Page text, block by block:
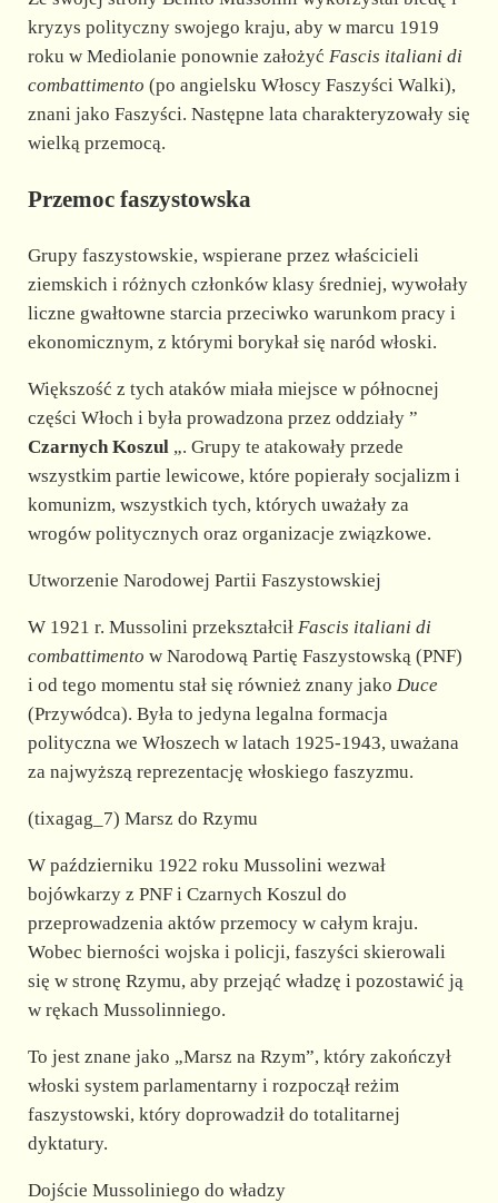
kryzys polityczny swojego kraju, aby w marcu 1919
roku w Mediolanie ponownie założyć Fascis italiani di
combattimento (po angielsku Włoscy Faszyści Walki),
znani jako Faszyści. Następne lata charakteryzowały się
wielką przemocą.
Przemoc faszystowska
Grupy faszystowskie, wspierane przez właścicieli
ziemskich i różnych członków klasy średniej, wywołały
liczne gwałtowne starcia przeciwko warunkom pracy i
ekonomicznym, z którymi borykał się naród włoski.
Większość z tych ataków miała miejsce w północnej
części Włoch i była prowadzona przez oddziały ”
Czarnych Koszul„. Grupy te atakowały przede
wszystkim partie lewicowe, które popierały socjalizm i
komunizm, wszystkich tych, których uważały za
wrogów politycznych oraz organizacje związkowe.
Utworzenie Narodowej Partii Faszystowskiej
W 1921 r. Mussolini przekształcił Fascis italiani di
combattimento w Narodową Partię Faszystowską (PNF)
i od tego momentu stał się również znany jako Duce
(Przywódca). Była to jedyna legalna formacja
polityczna we Włoszech w latach 1925-1943, uważana
za najwyższą reprezentację włoskiego faszyzmu.
(tixagag_7) Marsz do Rzymu
W październiku 1922 roku Mussolini wezwał
bojówkarzy z PNF i Czarnych Koszul do
przeprowadzenia aktów przemocy w całym kraju.
Wobec bierności wojska i policji, faszyści skierowali
się w stronę Rzymu, aby przejąć władzę i pozostawić ją
w rękach Mussolinniego.
To jest znane jako „Marsz na Rzym”, który zakończył
włoski system parlamentarny i rozpoczął reżim
faszystowski, który doprowadził do totalitarnej
dyktatury.
Dojście Mussoliniego do władzy